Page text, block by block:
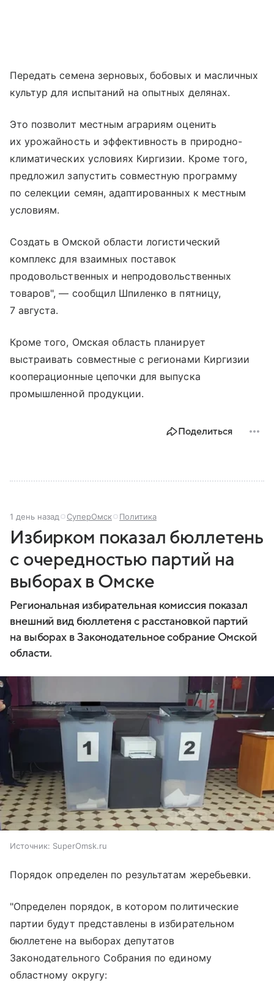
Передать семена зерновых, бобовых и масличных
культур для испытаний на опытных делянах.
Это позволит местным аграриям оценить
их урожайность и эффективность в природно-
климатических условиях Киргизии. Кроме того,
предложил запустить совместную программу
по селекции семян, адаптированных к местным
условиям.
Создать в Омской области логистический
комплекс для взаимных поставок
продовольственных и непродовольственных
товаров", — сообщил Шпиленко в пятницу,
7 августа.
Кроме того, Омская область планирует
выстраивать совместные с регионами Киргизии
кооперационные цепочки для выпуска
промышленной продукции.
Поделиться
1 день назад СуперОмск Политика
Избирком показал бюллетень
с очередностью партий на
выборах в Омске
Региональная избирательная комиссия показал
внешний вид бюллетеня с расстановкой партий
на выборах в Законодательное собрание Омской
области.
Источник: SuperOmsk.ru
Порядок определен по результатам жеребьевки.
"Определен порядок, в котором политические
партии будут представлены в избирательном
бюллетене на выборах депутатов
Законодательного Собрания по единому
областному округу: